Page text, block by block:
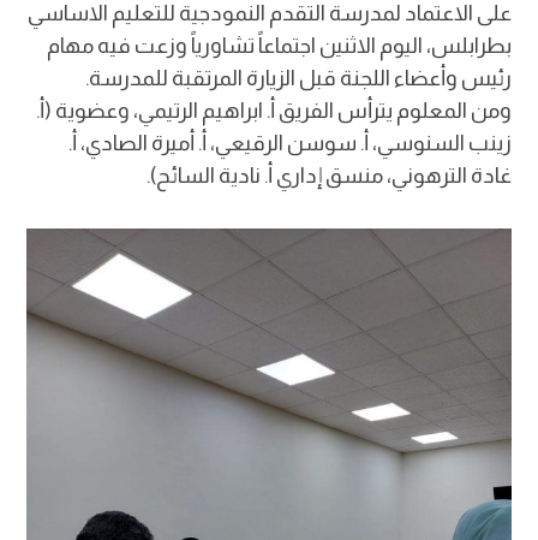
على الاعتماد لمدرسة التقدم النمودجية للتعليم الاساسي
بطرابلس، اليوم الاثنين اجتماعاً تشاورياً وزعت فيه مهام
رئيس وأعضاء اللجنة قبل الزيارة المرتقبة للمدرسة.
ومن المعلوم يترأس الفريق أ. ابراهيم الرتيمي، وعضوية (أ.
زينب السنوسي، أ. سوسن الرقيعي، أ. أميرة الصادي، أ.
غادة الترهوني، منسق إداري أ. نادية السائح).